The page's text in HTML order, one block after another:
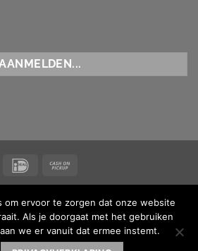
IDeal
Pickup
Koi Maas & Waal| BTW-nummer
|
MediaMen | Powered by
om ervoor te zorgen dat onze website
Als je doorgaat met het gebruiken
we er vanuit dat ermee instemt.